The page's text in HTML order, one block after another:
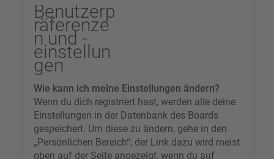
Benutzerp
räferenze
n und -
einstellun
gen
Wie kann ich meine Einstellungen ändern?
Wenn du dich registriert hast, werden alle deine
Einstellungen in der Datenbank des Boards
gespeichert. Um diese zu ändern, gehe in den
„Persönlichen Bereich“; der Link dazu wird meist
oben auf der Seite angezeigt, wenn du auf